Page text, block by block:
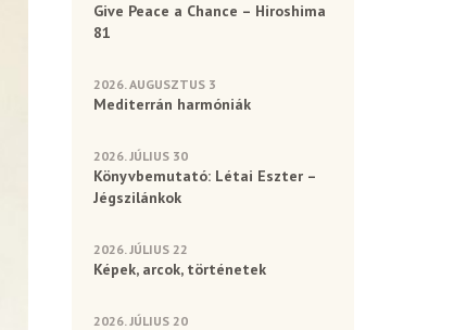
Give Peace a Chance – Hiroshima
81
2026. AUGUSZTUS 3
Mediterrán harmóniák
2026. JÚLIUS 30
Könyvbemutató: Létai Eszter –
Jégszilánkok
2026. JÚLIUS 22
Képek, arcok, történetek
2026. JÚLIUS 20